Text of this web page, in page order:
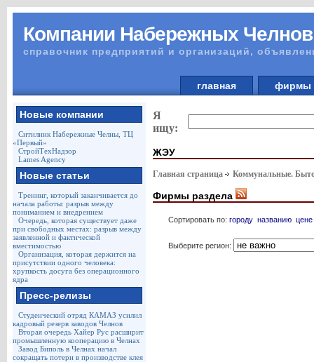
Компании Набережных Челнов
справочник предприятий и организаций,
главная
Новые компании
Ситилинк Набережные Челны, ТЦ
«Первый»
СтройТехНадзор
Lames Agency
Новые статьи
Тренинг, который заканчивается до
начала работы: разрыв между
пониманием и внедрением
Очередь, которая существует даже
при свободных местах: разрыв между
заявленной и фактической
вместимостью
Организация, которая держится на
присутствии одного человека:
хрупкость досуга без операционного
ядра
Пресс-релизы
Студенческий отряд КАМАЗ усилил
кадровый резерв заводов Челнов
Вторая очередь Хайер Рус расширит
промышленную кооперацию в Челнах
Завод Биполь в Челнах начал
сокращать потери в производстве клея
Я
ищу:
ЖЭУ
Главная страница Коммунальные.
Фирмы раздела
Сортировать по: городу названию цене
Выберите регион: